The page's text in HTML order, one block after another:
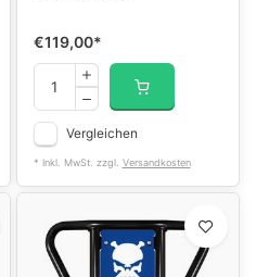
€119,00*
Vergleichen
* Inkl. MwSt. zzgl. Versandkosten